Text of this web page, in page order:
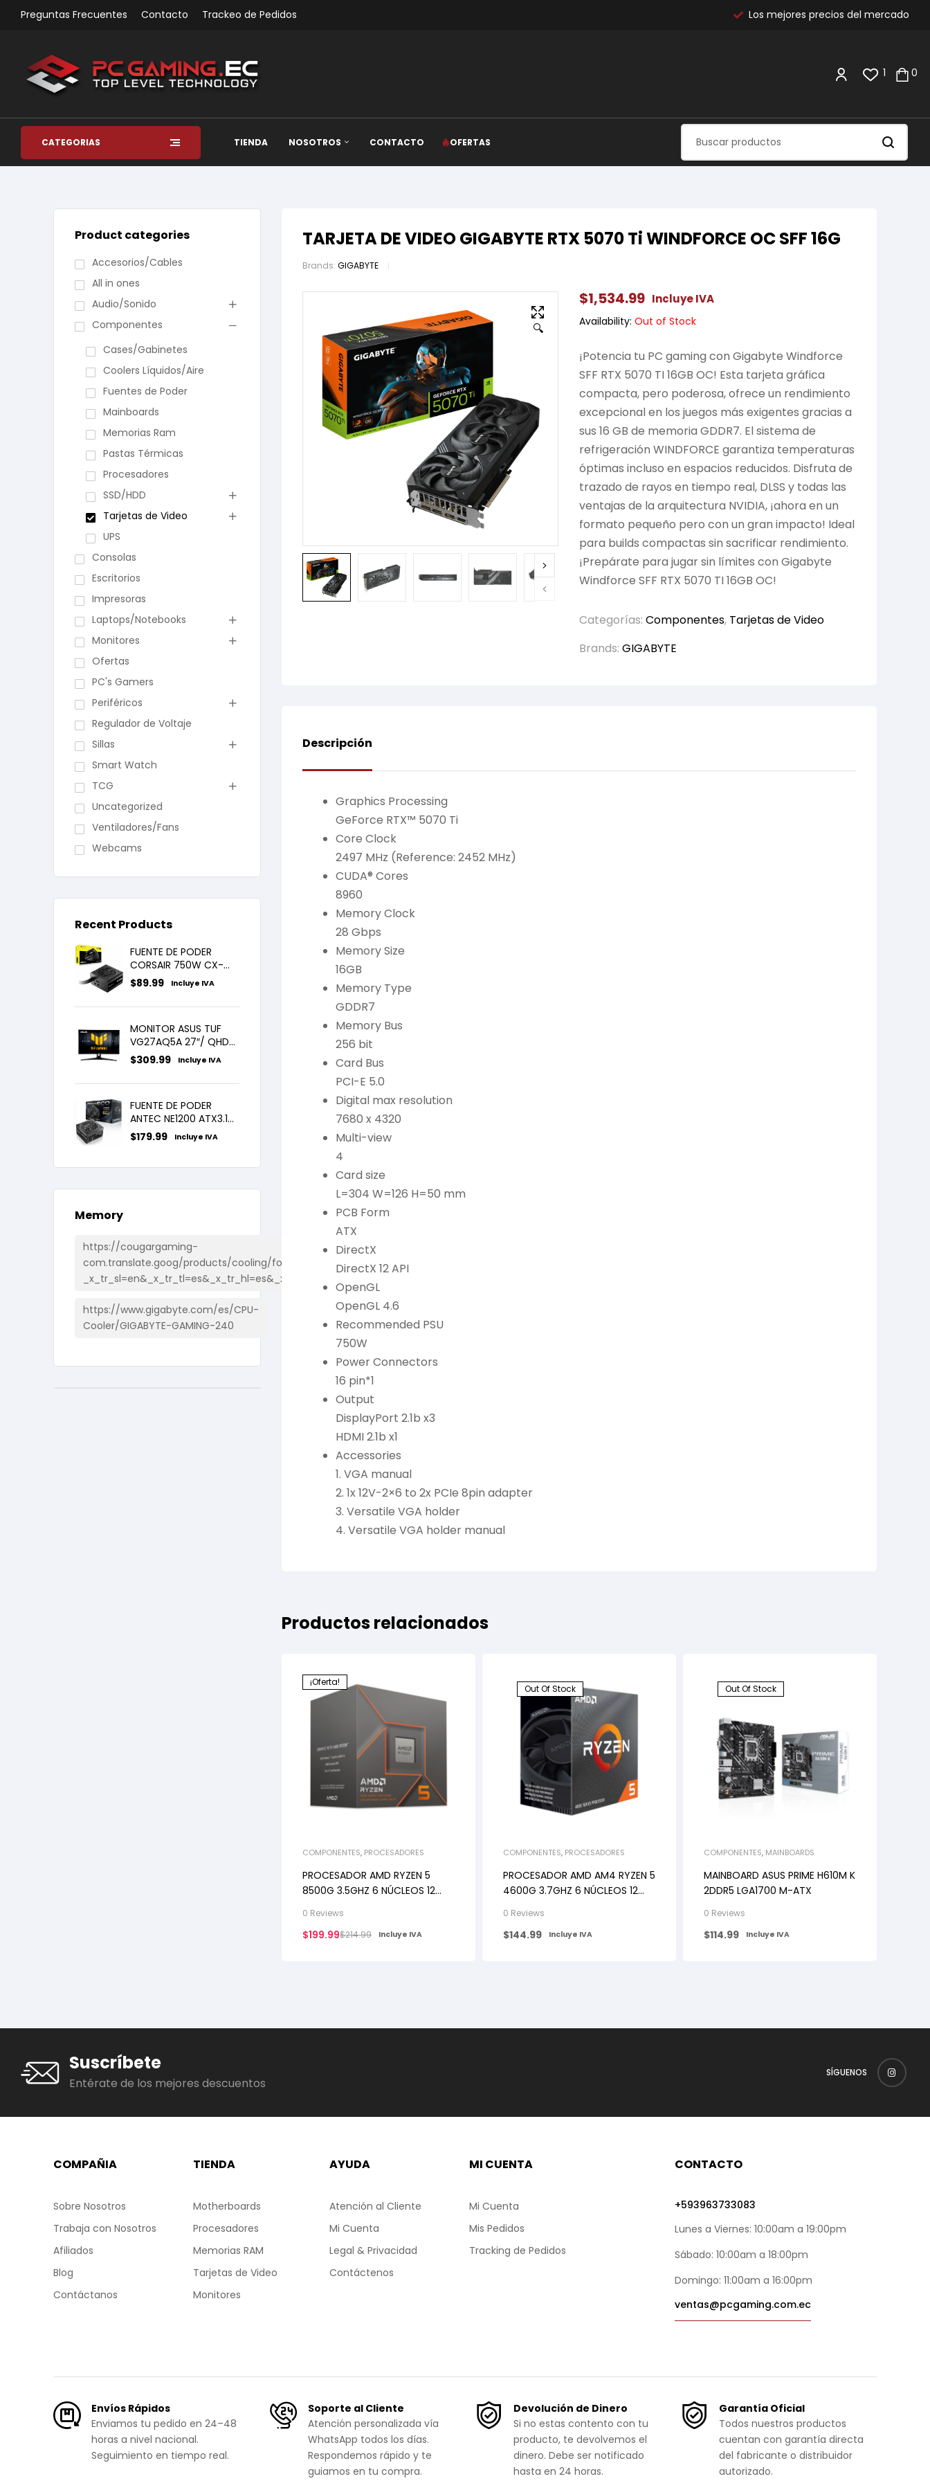
Preguntas Frecuentes Contacto Trackeo de Pedidos Los mejores precios del mercado
1 0
CATEGORÍAS TIENDA NOSOTROS CONTACTO OFERTAS
TARJETA DE VIDEO GIGABYTE RTX 5070 Ti WINDFORCE OC SFF 16G
Brands: GIGABYTE
🔍
$1,534.99 Incluye IVA
Availability: Out of Stock
¡Potencia tu PC gaming con Gigabyte Windforce
SFF RTX 5070 TI 16GB OC! Esta tarjeta gráfica
compacta, pero poderosa, ofrece un rendimiento
excepcional en los juegos más exigentes gracias a
sus 16 GB de memoria GDDR7. El sistema de
refrigeración WINDFORCE garantiza temperaturas
óptimas incluso en espacios reducidos. Disfruta de
trazado de rayos en tiempo real, DLSS y todas las
ventajas de la arquitectura NVIDIA, ¡ahora en un
formato pequeño pero con un gran impacto! Ideal
para builds compactas sin sacrificar rendimiento.
¡Prepárate para jugar sin límites con Gigabyte
Windforce SFF RTX 5070 TI 16GB OC!
Categorías: Componentes, Tarjetas de Video
Brands: GIGABYTE
Descripción
Graphics Processing
GeForce RTX™ 5070 Ti
Core Clock
2497 MHz (Reference: 2452 MHz)
CUDA® Cores
8960
Memory Clock
28 Gbps
Memory Size
16GB
Memory Type
GDDR7
Memory Bus
256 bit
Card Bus
PCI-E 5.0
Digital max resolution
7680 x 4320
Multi-view
4
Card size
L=304 W=126 H=50 mm
PCB Form
ATX
DirectX
DirectX 12 API
OpenGL
OpenGL 4.6
Recommended PSU
750W
Power Connectors
16 pin*1
Output
DisplayPort 2.1b x3
HDMI 2.1b x1
Accessories
1. VGA manual
2. 1x 12V-2×6 to 2x PCIe 8pin adapter
3. Versatile VGA holder
4. Versatile VGA holder manual
Productos relacionados
¡Oferta!
COMPONENTES, PROCESADORES
PROCESADOR AMD RYZEN 5
8500G 3.5GHZ 6 NÚCLEOS 12
0 Reviews
$214.99
$199.99 Incluye IVA
Out Of Stock
COMPONENTES, PROCESADORES
PROCESADOR AMD AM4 RYZEN 5
4600G 3.7GHZ 6 NÚCLEOS 12
0 Reviews
$144.99 Incluye IVA
Out Of Stock
COMPONENTES, MAINBOARDS
MAINBOARD ASUS PRIME H610M K
2DDR5 LGA1700 M-ATX
0 Reviews
$114.99 Incluye IVA
Product categories
Accesorios/Cables
All in ones
Audio/Sonido
Componentes
Cases/Gabinetes
Coolers Líquidos/Aire
Fuentes de Poder
Mainboards
Memorias Ram
Pastas Térmicas
Procesadores
SSD/HDD
Tarjetas de Video
UPS
Consolas
Escritorios
Impresoras
Laptops/Notebooks
Monitores
Ofertas
PC's Gamers
Periféricos
Regulador de Voltaje
Sillas
Smart Watch
TCG
Uncategorized
Ventiladores/Fans
Webcams
Recent Products
FUENTE DE PODER
CORSAIR 750W CX-
750M 80 PLUS BRONZE
SEMI MODULAR
$89.99 Incluye IVA
MONITOR ASUS TUF
VG27AQ5A 27″/ QHD/
IPS/ 210Hz/ 0.3MS
$309.99 Incluye IVA
FUENTE DE PODER
ANTEC NE1200 ATX3.1
80 PLUS PLATINUM ATX
12V 3.1 PCIE 5.1
$179.99 Incluye IVA
Memory
https://cougargaming-
com.translate.goog/products/cooling/forza85/?
_x_tr_sl=en&_x_tr_tl=es&_x_tr_hl=es&_x_tr_pto=tc
https://www.gigabyte.com/es/CPU-
Cooler/GIGABYTE-GAMING-240
Suscríbete
Entérate de los mejores descuentos
SÍGUENOS
COMPAÑIA
Sobre Nosotros
Trabaja con Nosotros
Afiliados
Blog
Contáctanos
TIENDA
Motherboards
Procesadores
Memorias RAM
Tarjetas de Video
Monitores
AYUDA
Atención al Cliente
Mi Cuenta
Legal & Privacidad
Contáctenos
MI CUENTA
Mi Cuenta
Mis Pedidos
Tracking de Pedidos
CONTACTO
+593963733083
Lunes a Viernes: 10:00am a 19:00pm
Sábado: 10:00am a 18:00pm
Domingo: 11:00am a 16:00pm
ventas@pcgaming.com.ec
Envíos Rápidos
Enviamos tu pedido en 24–48
horas a nivel nacional.
Seguimiento en tiempo real.
Soporte al Cliente
Atención personalizada vía
WhatsApp todos los días.
Respondemos rápido y te
guiamos en tu compra.
Devolución de Dinero
Si no estas contento con tu
producto, te devolvemos el
dinero. Debe ser notificado
hasta en 24 horas.
Garantía Oficial
Todos nuestros productos
cuentan con garantía directa
del fabricante o distribuidor
autorizado.